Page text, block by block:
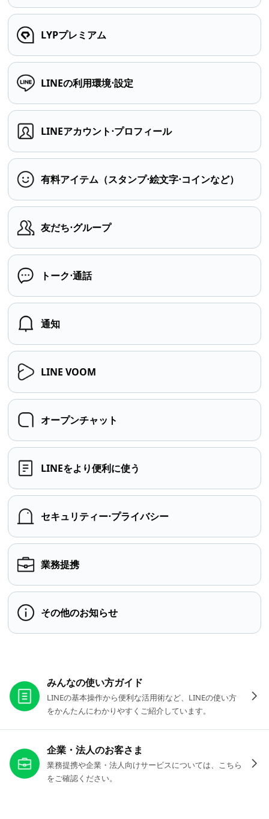
LYPプレミアム
LINEの利用環境⋅設定
LINEアカウント⋅プロフィール
有料アイテム（スタンプ⋅絵文字⋅コインなど）
友だち⋅グループ
トーク⋅通話
通知
LINE VOOM
オープンチャット
LINEをより便利に使う
セキュリティー⋅プライバシー
業務提携
その他のお知らせ
みんなの使い方ガイド
LINEの基本操作から便利な活用術など、LINEの使い方
をかんたんにわかりやすくご紹介しています。
企業・法人のお客さま
業務提携や企業・法人向けサービスについては、こちら
をご確認ください。